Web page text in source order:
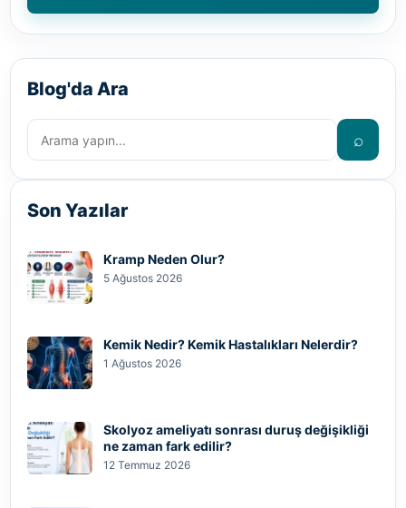
Blog'da Ara
⌕
Son Yazılar
Kramp Neden Olur?
5 Ağustos 2026
Kemik Nedir? Kemik Hastalıkları Nelerdir?
1 Ağustos 2026
Skolyoz ameliyatı sonrası duruş değişikliği
ne zaman fark edilir?
12 Temmuz 2026